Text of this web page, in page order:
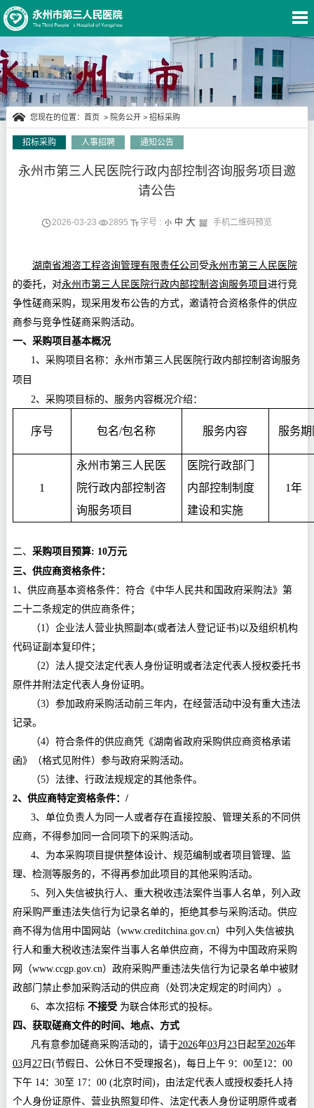
院务公开
您现在的位置： 首页 > 院务公开> 招标采购
招标采购 人事招聘 通知公告
永州市第三人民医院行政内部控制咨询服务项目邀
请公告
2026-03-23 2895 字号 : 小 中 大 手机二维码预览
湖南省湘咨工程咨询管理有限责任公司 受永州市第三人民医院
的委托，对永州市第三人民医院行政内部控制咨询服务项目 进行竞
争性磋商采购，现采用发布公告的方式，邀请符合资格条件的供应
商参与竞争性磋商采购活动。
一、采购项目基本概况
1、采购项目名称： 永州市第三人民医院行政内部控制咨询服务
项目
2、采购项目标的、 服务内容概况介绍：
序号 包名/包名称 服务内容 服务期
1
永州市第三人民医
院行政内部控制咨
询服务项目
医院行政部门
内部控制制度
建设和实施
1年
二、 采购项 目预算: 10万元
三、供应商资格条件：
1、供应商基本资格条件：符合《中华人民共和国政府采购法》第
二十二条规定的供应商条件；
（1）企业法人营业执照副本(或者法人登记证书)以及组织机构
代码证副本复印件；
（2）法人提交法定代表人身份证明或者法定代表人授权委托书
原件并附法定代表人身份证明。
（3）参加政府采购活动前三年内，在经营活动中没有重大违法
记录。
（4）符合条件的供应商凭《湖南省政府采购供应商资格承诺
函》（格式见附件）参与政府采购活动。
（5）法律、行政法规规定的其他条件。
2、供应商特定资格条件：/
3、单位负责人为同一人或者存在直接控股、管理关系的不同供
应商，不得参加同一合同项下的采购活动。
4、 为本采购项目提供整体设计、规范编制或者项目管理、监
理、检测等服务的，不得再参加此项目的其他采购活动。
5、 列入失信被执行人、重大税收违法案件当事人名单，列入政
府采购严重违法失信行为记录名单的，拒绝其参与采购活动。 供应
商不得为信用中国网站（www.creditchina.gov.cn）中列入失信被执
行人和重大税收违法案件当事人名单供应商，不得为中国政府采购
网（www.ccgp.gov.cn）政府采购严重违法失信行为记录名单中被财
政部门禁止参加采购活动的供应商（处罚决定规定的时间内）。
6、 本次招标 不接受 为联合体形式的投标。
四、获取磋商文件的时间、地点、方式
凡有意参加磋商采购活动的，请于2026年03月 23日起至2026年
03月 27日 (节假日、公休日不受理报名)，每日上午 9：00至12：00
下午 14：30至 17：00 (北京时间)，由法定代表人或授权委托人持
个人身份证原件、营业执照复印件、法定代表人身份证明原件或者